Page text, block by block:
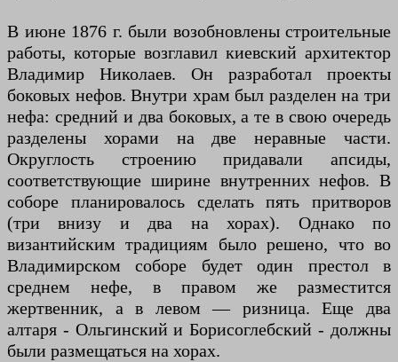
В июне 1876 г. были возобновлены строительные
работы, которые возглавил киевский архитектор
Владимир Николаев. Он разработал проекты
боковых нефов. Внутри храм был разделен на три
нефа: средний и два боковых, а те в свою очередь
разделены хорами на две неравные части.
Округлость строению придавали апсиды,
соответствующие ширине внутренних нефов. В
соборе планировалось сделать пять притворов
(три внизу и два на хорах). Однако по
византийским традициям было решено, что во
Владимирском соборе будет один престол в
среднем нефе, в правом же разместится
жертвенник, а в левом — ризница. Еще два
алтаря - Ольгинский и Борисоглебский - должны
были размещаться на хорах.